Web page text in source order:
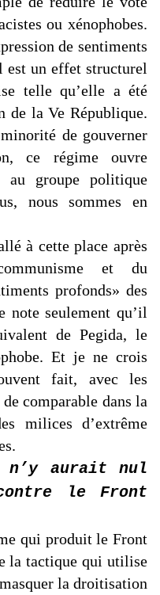
ou xénophobes.
de sentiments
est un effet structurel
telle qu’elle a été
de la Ve République.
de gouverner
ce régime ouvre
au groupe politique
nous sommes en
à cette place après
et du
profonds» des
note seulement qu’il
de Pegida, le
Et je ne crois
fait, avec les
comparable dans la
milices d’extrême
aurait nul
le Front
qui produit le Front
la tactique qui utilise
la droitisation